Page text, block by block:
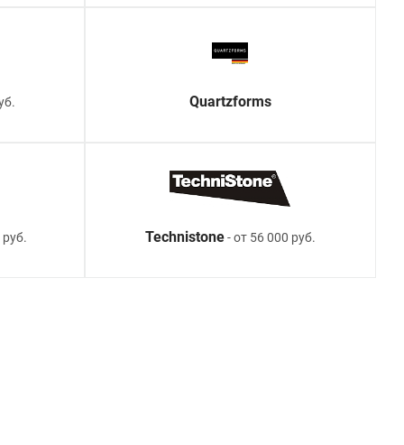
Quartzforms
Technistone- от 56 000 руб.